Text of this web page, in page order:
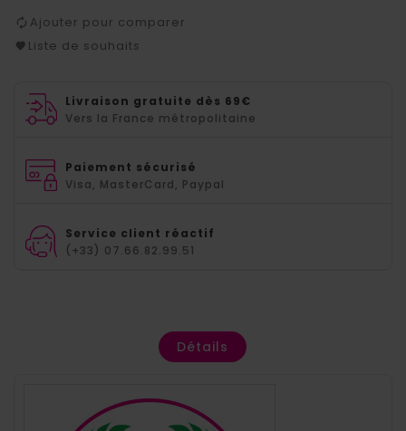
Ajouter pour comparer
Liste de souhaits
Livraison gratuite dès 69€
Vers la France métropolitaine
Paiement sécurisé
Visa, MasterCard, Paypal
Service client réactif
(+33) 07.66.82.99.51
Détails